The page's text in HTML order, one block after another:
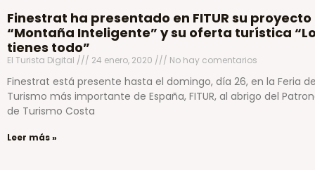
Finestrat ha presentado en FITUR su proyecto
“Montaña Inteligente” y su oferta turística
tienes todo”
El Turista Digital 24 enero, 2020 No hay comentarios
Finestrat está presente hasta el domingo, día 26, en la Feria
Turismo más importante de España, FITUR, al abrigo del
de Turismo Costa
Leer más »